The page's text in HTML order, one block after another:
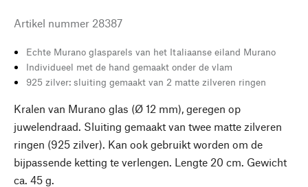
Artikel nummer 28387
Echte Murano glasparels van het Italiaanse eiland Murano
Individueel met de hand gemaakt onder de vlam
925 zilver: sluiting gemaakt van 2 matte zilveren ringen
Kralen van Murano glas (Ø 12 mm), geregen op
juwelendraad. Sluiting gemaakt van twee matte zilveren
ringen (925 zilver). Kan ook gebruikt worden om de
bijpassende ketting te verlengen. Lengte 20 cm. Gewicht
ca. 45 g.